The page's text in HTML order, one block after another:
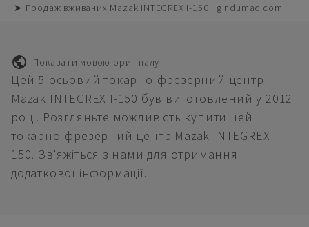
➤ Продаж вживаних Mazak INTEGREX I-150 | gindumac.com
Показати мовою оригіналу
Цей 5-осьовий токарно-фрезерний центр
Mazak INTEGREX I-150 був виготовлений у 2012
році. Розгляньте можливість купити цей
токарно-фрезерний центр Mazak INTEGREX I-
150. Зв'яжіться з нами для отримання
додаткової інформації.